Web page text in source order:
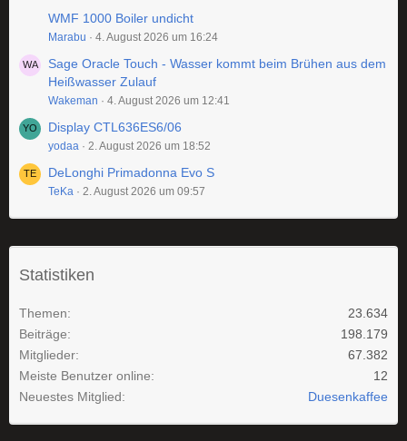
WMF 1000 Boiler undicht
Marabu 4. August 2026 um 16:24
Sage Oracle Touch - Wasser kommt beim Brühen aus dem
Heißwasser Zulauf
Wakeman 4. August 2026 um 12:41
Display CTL636ES6/06
yodaa 2. August 2026 um 18:52
DeLonghi Primadonna Evo S
TeKa 2. August 2026 um 09:57
Statistiken
Themen
23.634
Beiträge
198.179
Mitglieder
67.382
Meiste Benutzer online
12
Neuestes Mitglied
Duesenkaffee